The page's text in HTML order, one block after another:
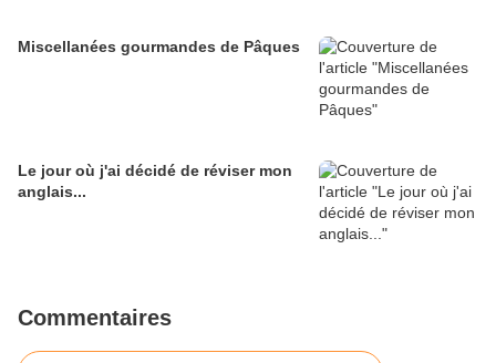
Miscellanées gourmandes de Pâques
Le jour où j'ai décidé de réviser mon
anglais...
Commentaires